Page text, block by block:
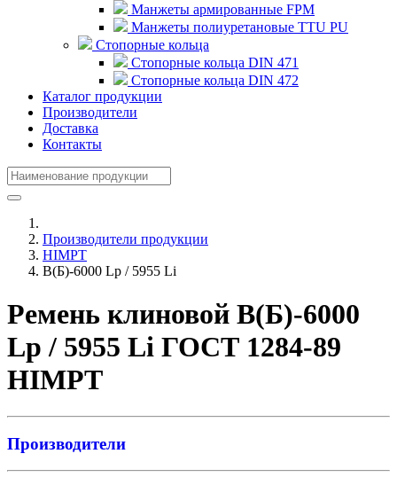
Манжеты армированные FPM
Манжеты полиуретановые TTU PU
Стопорные кольца
Стопорные кольца DIN 471
Стопорные кольца DIN 472
Каталог продукции
Производители
Доставка
Контакты
Производители продукции
HIMPT
В(Б)-6000 Lp / 5955 Li
Ремень клиновой В(Б)-6000
Lp / 5955 Li ГОСТ 1284-89
HIMPT
Производители